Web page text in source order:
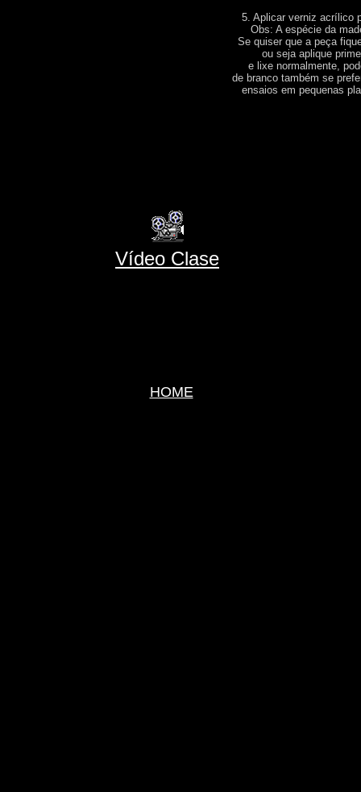
5. Aplicar verniz acrílico
Obs: A espécie da
Se quiser que a peça
ou seja aplique
e lixe normalmente,
de branco também se
ensaios em pequenas
Vídeo Clase
HOME